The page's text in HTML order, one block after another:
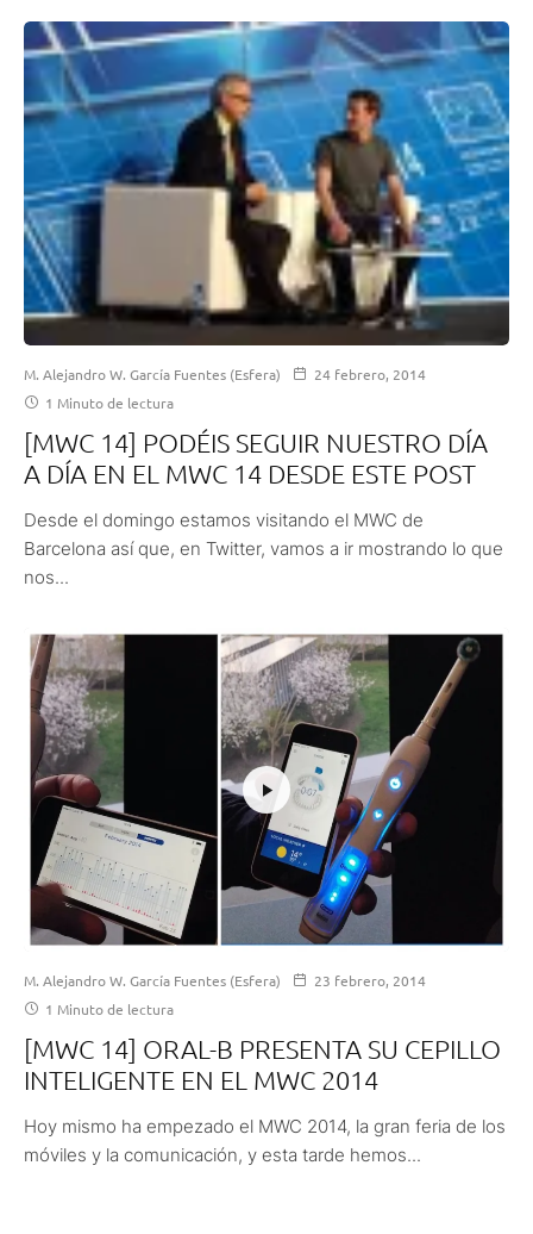
M. Alejandro W. García Fuentes (Esfera)
24 febrero, 2014
1 Minuto de lectura
[MWC 14] PODÉIS SEGUIR NUESTRO DÍA
A DÍA EN EL MWC 14 DESDE ESTE POST
Desde el domingo estamos visitando el MWC de
Barcelona así que, en Twitter, vamos a ir mostrando lo que
nos...
M. Alejandro W. García Fuentes (Esfera)
23 febrero, 2014
1 Minuto de lectura
[MWC 14] ORAL-B PRESENTA SU CEPILLO
INTELIGENTE EN EL MWC 2014
Hoy mismo ha empezado el MWC 2014, la gran feria de los
móviles y la comunicación, y esta tarde hemos...